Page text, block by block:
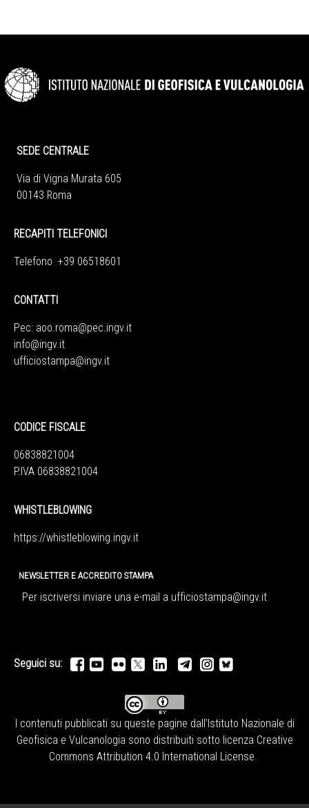
SEDE CENTRALE
Via di Vigna Murata 605
00143 Roma
RECAPITI TELEFONICI
Telefono +39 06518601
CONTATTI
Pec: aoo.roma@pec.ingv.it
info@ingv.it
ufficiostampa@ingv.it
CODICE FISCALE
06838821004
P.IVA 06838821004
WHISTLEBLOWING
https://whistleblowing.ingv. it
NEWSLETTER E ACCREDITO STAMPA
Per iscriversi inviare una e-mail a ufficiostampa@ingv.it
Seguici su:
I contenuti pubblicati su queste pagine dall'Istituto Nazionale di
Geofisica e Vulcanologia sono distribuiti sotto licenza Creative
Commons Attribution 4.0 International License